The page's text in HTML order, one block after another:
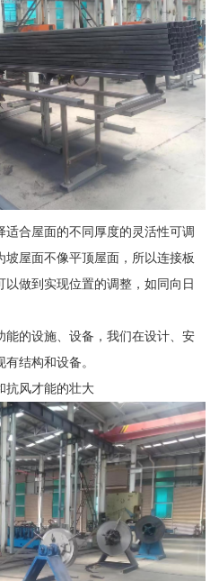
合屋面的不同厚度的灵活性可调
屋面不像平顶屋面，所以连接板
做到实现位置的调整，如同向日
能的设施、设备，我们在设计、安
结构和设备。
抗风才能的壮大